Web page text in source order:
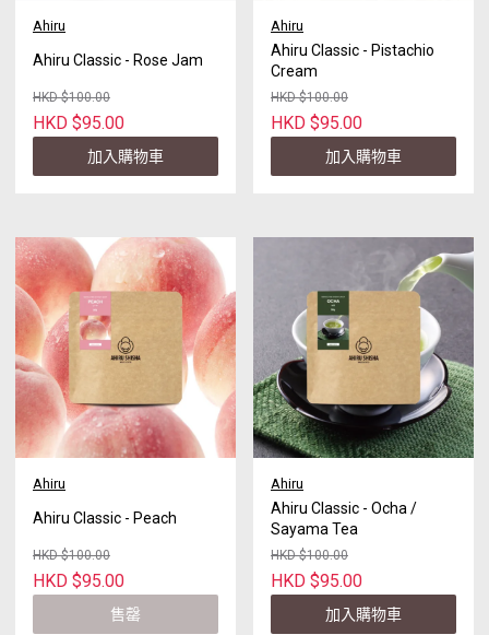
Ahiru
Ahiru Classic - Rose Jam
HKD $100.00
HKD $95.00
加入購物車
Ahiru
Ahiru Classic - Pistachio
Cream
HKD $100.00
HKD $95.00
加入購物車
Ahiru
Ahiru Classic - Peach
HKD $100.00
HKD $95.00
售罄
Ahiru
Ahiru Classic - Ocha /
Sayama Tea
HKD $100.00
HKD $95.00
加入購物車